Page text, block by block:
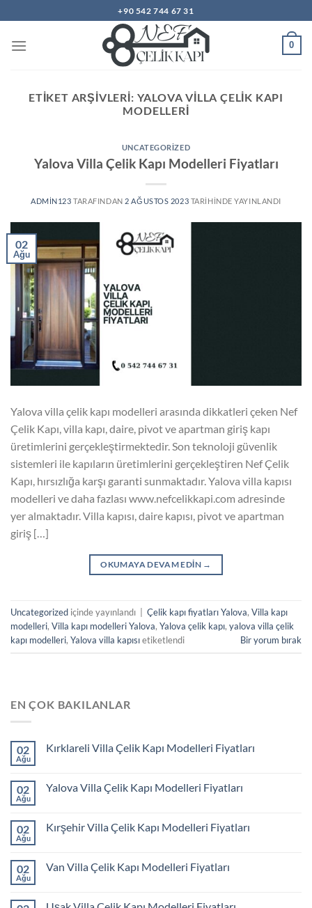
atla
+90 542 744 67 31
0
ETIKET ARŞIVLERI: YALOVA VILLA ÇELIK KAPI
MODELLERI
UNCATEGORIZED
Yalova Villa Çelik Kapı Modelleri Fiyatları
ADMIN123 TARAFINDAN 2 AĞUSTOS 2023 TARIHINDE YAYINLANDI
02
Ağu
Yalova villa çelik kapı modelleri arasında dikkatleri çeken Nef
Çelik Kapı, villa kapı, daire, pivot ve apartman giriş kapı
üretimlerini gerçekleştirmektedir. Son teknoloji güvenlik
sistemleri ile kapıların üretimlerini gerçekleştiren Nef Çelik
Kapı, hırsızlığa karşı garanti sunmaktadır. Yalova villa kapısı
modelleri ve daha fazlası www.nefcelikkapi.com adresinde
yer almaktadır. Villa kapısı, daire kapısı, pivot ve apartman
giriş […]
OKUMAYA DEVAM EDIN →
Uncategorized içinde yayınlandı Çelik kapı fiyatları Yalova, Villa kapı
modelleri, Villa kapı modelleri Yalova, Yalova çelik kapı, yalova villa çelik
kapı modelleri, Yalova villa kapısıetiketlendi Bir yorum bırak
EN ÇOK BAKILANLAR
02
Ağu
Kırklareli Villa Çelik Kapı Modelleri Fiyatları
02
Ağu
Yalova Villa Çelik Kapı Modelleri Fiyatları
02
Ağu
Kırşehir Villa Çelik Kapı Modelleri Fiyatları
02
Ağu
Van Villa Çelik Kapı Modelleri Fiyatları